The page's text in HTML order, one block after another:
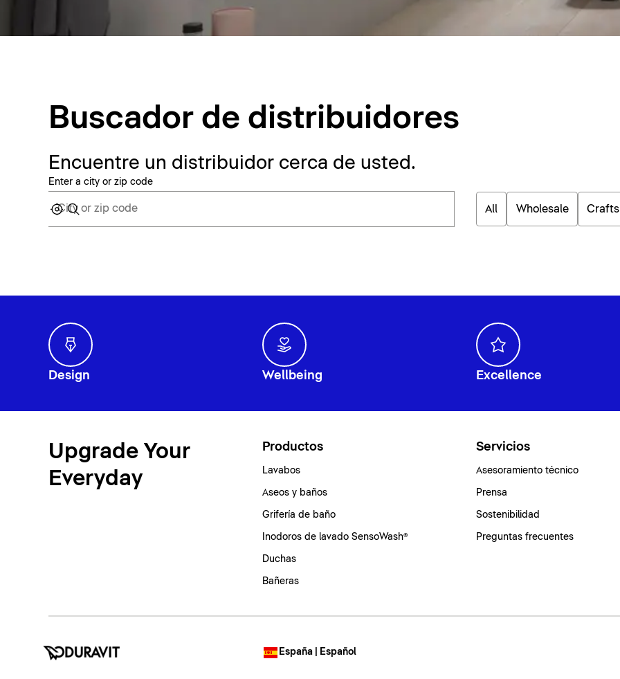
Buscador de distribuidores
Encuentre un distribuidor cerca de usted.
Enter a city or zip code
All Wholesale
Design Wellbeing Excellence
Upgrade Your
Everyday
Productos
Lavabos
Aseos y baños
Grifería de baño
Inodoros de lavado SensoWash®
Duchas
Bañeras
Servicios
Asesoramiento técnico
Prensa
Sostenibilidad
Preguntas frecuentes
España | Español